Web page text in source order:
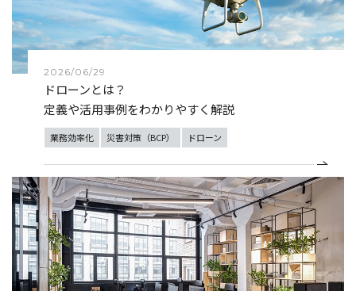
2026/06/29
ドローンとは？
定義や活用事例をわかりやすく解説
業務効率化 災害対策（BCP） ドローン